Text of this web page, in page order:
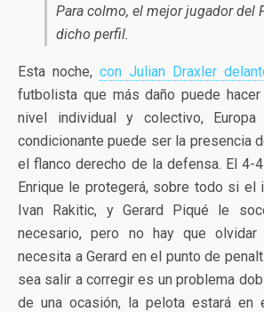
Para colmo, el mejor jugador del
dicho perfil.
Esta noche, con Julian Draxler
futbolista que más daño puede
nivel individual y colectivo,
condicionante puede ser la presencia
el flanco derecho de la defensa. El 4-
Enrique le protegerá, sobre todo si el
Ivan Rakitic, y Gerard Piqué le
necesario, pero no hay que olvidar
necesita a Gerard en el punto de
sea salir a corregir es un problema
de una ocasión, la pelota estará en